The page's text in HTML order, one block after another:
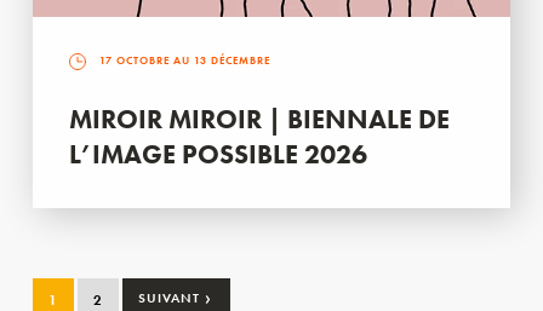
17 OCTOBRE AU 13 DÉCEMBRE
MIROIR MIROIR | BIENNALE DE
L’IMAGE POSSIBLE 2026
1 2 SUIVANT ›